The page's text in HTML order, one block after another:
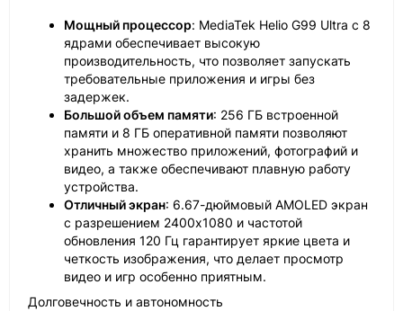
Мощный процессор: MediaTek Helio G99 Ultra с 8
ядрами обеспечивает высокую
производительность, что позволяет запускать
требовательные приложения и игры без
задержек.
Большой объем памяти: 256 ГБ встроенной
памяти и 8 ГБ оперативной памяти позволяют
хранить множество приложений, фотографий и
видео, а также обеспечивают плавную работу
устройства.
Отличный экран: 6.67-дюймовый AMOLED экран
с разрешением 2400x1080 и частотой
обновления 120 Гц гарантирует яркие цвета и
четкость изображения, что делает просмотр
видео и игр особенно приятным.
Долговечность и автономность